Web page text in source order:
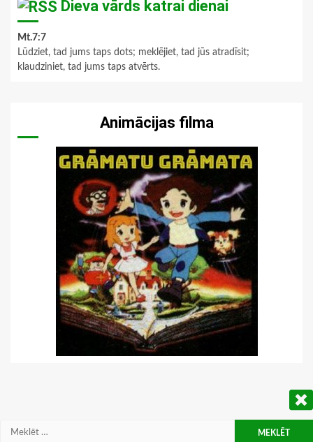
Dieva vārds katrai dienai
Mt.7:7
Lūdziet, tad jums taps dots; meklējiet, tad jūs atradīsit;
klaudziniet, tad jums taps atvērts.
Animācijas filma
Meklēt: